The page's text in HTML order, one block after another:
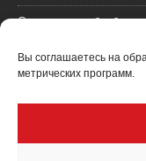
Вы соглашаетесь на
метрических программ.
Согласие на
Пользовательское